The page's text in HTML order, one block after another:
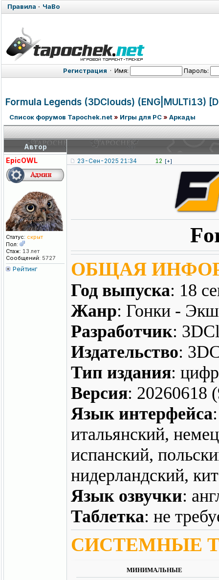
Правила · ЧаВо
Регистрация · Имя: Пароль:
Formula Legends (3DClouds) (ENG|MULTi13)
Список форумов Tapochek.net» Игры для PC» Аркады
Автор
EpicOWL
Статус: скрыт
Пол:
Стаж: 13 лет
Сообщений: 5727
Рейтинг
23-Сен-2025 21:34 12 [+]
ОБЩАЯ
Год выпуска: 18
Жанр: Гонки -
Разработчик:
Издательство:
Тип издания:
Версия: 20260618
Язык интерфейса
итальянский,
испанский,
нидерландский,
Язык озвучки:
Таблетка: не
СИСТЕМНЫЕ
МИНИМАЛЬНЫЕ